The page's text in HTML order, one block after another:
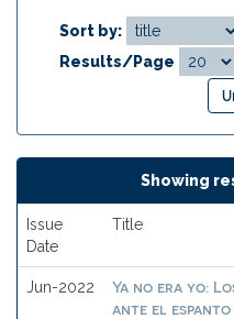
Sort by:
Results/Page
Showing
Issue
Date
Title
Jun-2022
Ya no era yo:
ante el espanto